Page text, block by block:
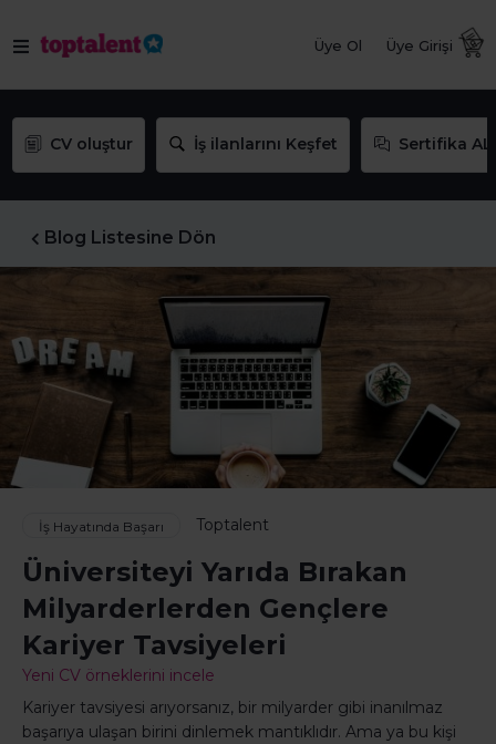
Üye Ol Üye Girişi
CV oluştur İş ilanlarını Keşfet Sertifika AL
Blog Listesine Dön
İş Hayatında Başarı Toptalent
Üniversiteyi Yarıda Bırakan
Milyarderlerden Gençlere
Kariyer Tavsiyeleri
Yeni CV örneklerini incele
Kariyer tavsiyesi arıyorsanız, bir milyarder gibi inanılmaz
başarıya ulaşan birini dinlemek mantıklıdır. Ama ya bu kişi